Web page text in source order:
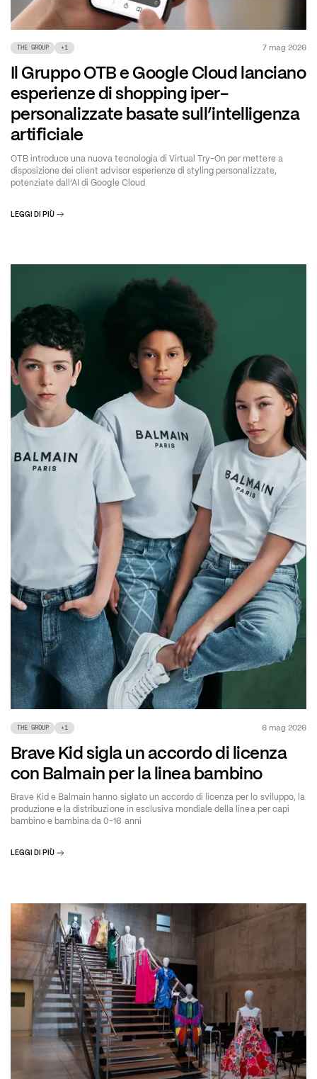
THE GROUP +1 7 mag 2026
Il Gruppo OTB e Google Cloud lanciano
esperienze di shopping iper-
personalizzate basate sull’intelligenza
artificiale
OTB introduce una nuova tecnologia di Virtual Try-On per mettere a
disposizione dei client advisor esperienze di styling personalizzate,
potenziate dall’AI di Google Cloud
LEGGI DI PIÙ
THE GROUP +1 6 mag 2026
Brave Kid sigla un accordo di licenza
con Balmain per la linea bambino
Brave Kid e Balmain hanno siglato un accordo di licenza per lo sviluppo, la
produzione e la distribuzione in esclusiva mondiale della linea per capi
bambino e bambina da 0-16 anni
LEGGI DI PIÙ